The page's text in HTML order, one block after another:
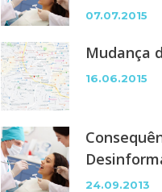
Perda ou
07.07.2015
Mudança
16.06.2015
24.09.2013